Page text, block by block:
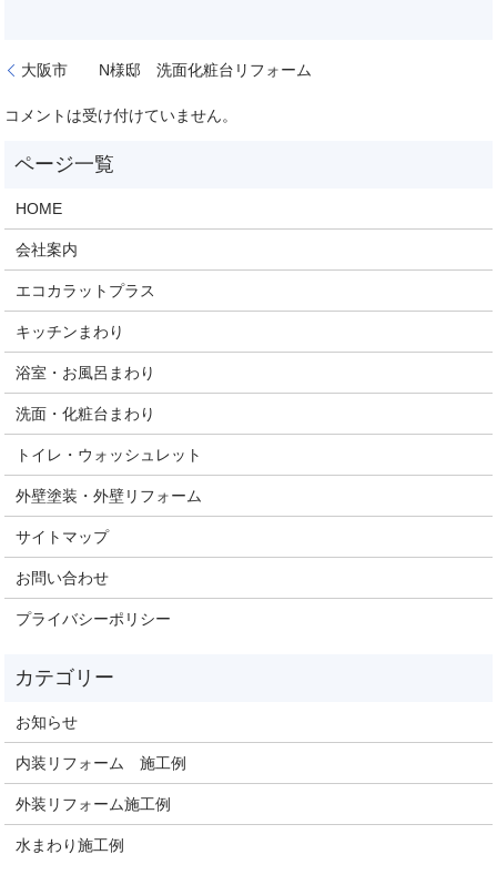
大阪市 N様邸 洗面化粧台リフォーム
コメントは受け付けていません。
HOME
会社案内
エコカラットプラス
キッチンまわり
浴室・お風呂まわり
洗面・化粧台まわり
トイレ・ウォッシュレット
外壁塗装・外壁リフォーム
サイトマップ
お問い合わせ
プライバシーポリシー
お知らせ
内装リフォーム 施工例
外装リフォーム施工例
水まわり施工例